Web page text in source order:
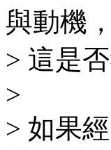
與動機，
> 這是
>
> 如果